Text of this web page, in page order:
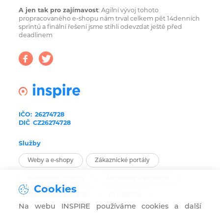
A jen tak pro zajímavost: Agilní vývoj tohoto
propracovaného e-shopu nám trval celkem pět 14denních
sprintů a finální řešení jsme stihli odevzdat ještě před
deadlinem
IČO: 26274728
DIČ CZ26274728
Služby
Weby a e-shopy Zákaznické portály
Cookies
Na webu INSPIRE používáme cookies a další